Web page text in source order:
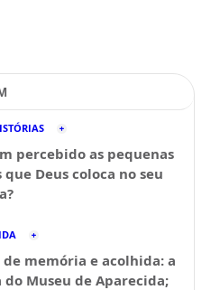
percebido as pequenas
que Deus coloca no seu
de memória e acolhida: a
Museu de Aparecida;